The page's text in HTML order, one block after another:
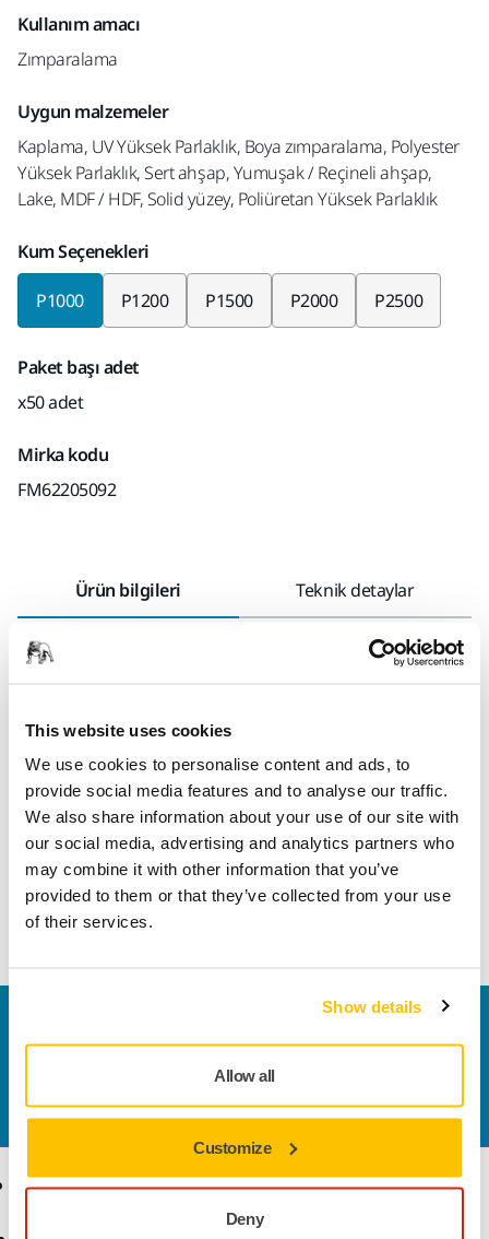
This website uses cookies
We use cookies to personalise content and ads, to
provide social media features and to analyse our traffic.
We also share information about your use of our site with
our social media, advertising and analytics partners who
may combine it with other information that you’ve
provided to them or that they’ve collected from your use
of their services.
Show details
Allow all
Customize
Deny
Kullanım amacı
Zımparalama
Uygun malzemeler
Kaplama, UV Yüksek Parlaklık, Boya zımparalama, Polyester
Yüksek Parlaklık, Sert ahşap, Yumuşak / Reçineli ahşap,
Lake, MDF / HDF, Solid yüzey, Poliüretan Yüksek Parlaklık
Kum Seçenekleri
P1000 P1200 P1500 P2000 P2500
Paket başı adet
x50 adet
Mirka kodu
FM62205092
Ürün bilgileri Teknik detaylar
boya düzeltmesi için tasarlanmış genel amaçlı film zımpara.
Microstar'ın özel bir stearat tabakası ve pürüzsüz bir film
desteklemesi vardır. Microstar, yüksek kaliteli bir yüzeye
sahiptir ve geleneksel ürünler kadar kolay tıkanmadığı için
daha uzun süre dayanır. Parlatılması kolay ince bir çizik
deseni oluşturur. Mükemmel bir sonuç için Microstar'ın 5
mm arayüz pedi ile kullanılması tavsiye edilir. Microstar
yalnızca kuru zımparalama için tasarlanmıştır.
Daha fazla bilgi edinmek ister misiniz? Lütfen bizimle
ve uzman ekibimiz sorularınızı
yanıtlasın.
Ürünler Uzmanlık